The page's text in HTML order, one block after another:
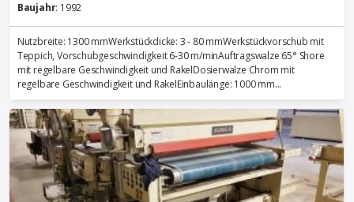
Baujahr: 1992
Nutzbreite: 1300 mmWerkstückdicke: 3 - 80 mmWerkstückvorschub mit
Teppich, Vorschubgeschwindigkeit 6-30 m/minAuftragswalze 65° Shore
mit regelbare Geschwindigkeit und RakelDosierwalze Chrom mit
regelbare Geschwindigkeit und RakelEinbaulänge: 1000 mm...